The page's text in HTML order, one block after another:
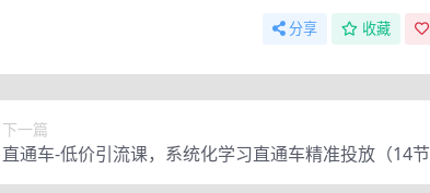
分享 收藏
下一篇
直通车-低价引流课，系统化学习直通车精准投放（14节
课）